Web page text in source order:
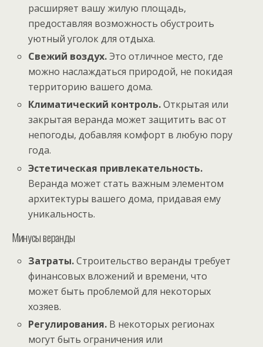
расширяет вашу жилую площадь,
предоставляя возможность обустроить
уютный уголок для отдыха.
Свежий воздух.Это отличное место, где
можно наслаждаться природой, не покидая
территорию вашего дома.
Климатический контроль.Открытая или
закрытая веранда может защитить вас от
непогоды, добавляя комфорт в любую пору
года.
Эстетическая привлекательность.
Веранда может стать важным элементом
архитектуры вашего дома, придавая ему
уникальность.
Минусы веранды
Затраты.Строительство веранды требует
финансовых вложений и времени, что
может быть проблемой для некоторых
хозяев.
Регулирования. В некоторых регионах
могут быть ограничения или